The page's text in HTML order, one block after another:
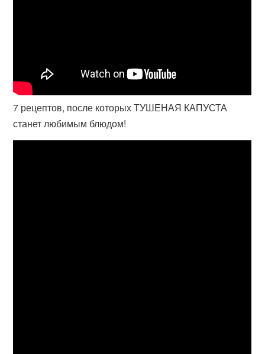
7 рецептов, после которых ТУШЕНАЯ КАПУСТА
станет любимым блюдом!